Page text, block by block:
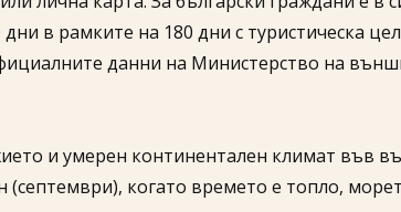
в рамките на 180 дни с туристическа
данни на Министерство на
и умерен континентален климат във
когато времето е топло,